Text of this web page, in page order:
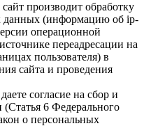
производит обработку
данных (информацию об ip-
операционной
переадресации на
пользователя) в
сайта и проведения
согласие на сбор и
6 Федерального
о персональных